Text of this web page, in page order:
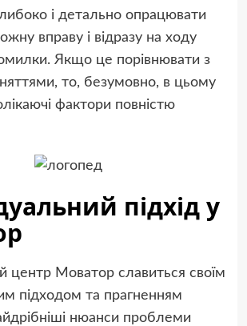
і детально опрацювати
вправу і відразу на ходу
Якщо це порівнювати з
то, безумовно, в цьому
фактори повністю
підхід у
центр Моватор славиться своїм
підходом та прагненням
нюанси проблеми